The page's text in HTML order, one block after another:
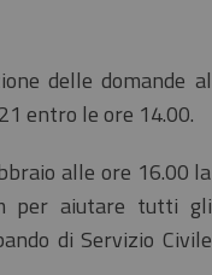
delle domande al
entro le ore 14.00.
alle ore 16.00 la
per aiutare tutti gli
di Servizio Civile